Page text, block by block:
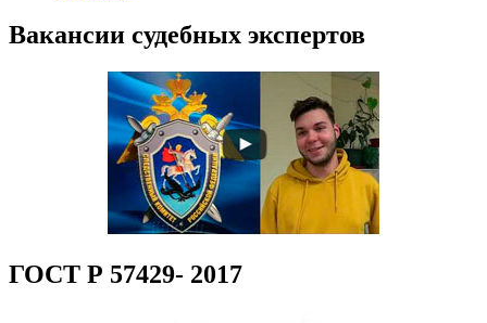
Вакансии судебных экспертов
ГОСТ Р 57429- 2017